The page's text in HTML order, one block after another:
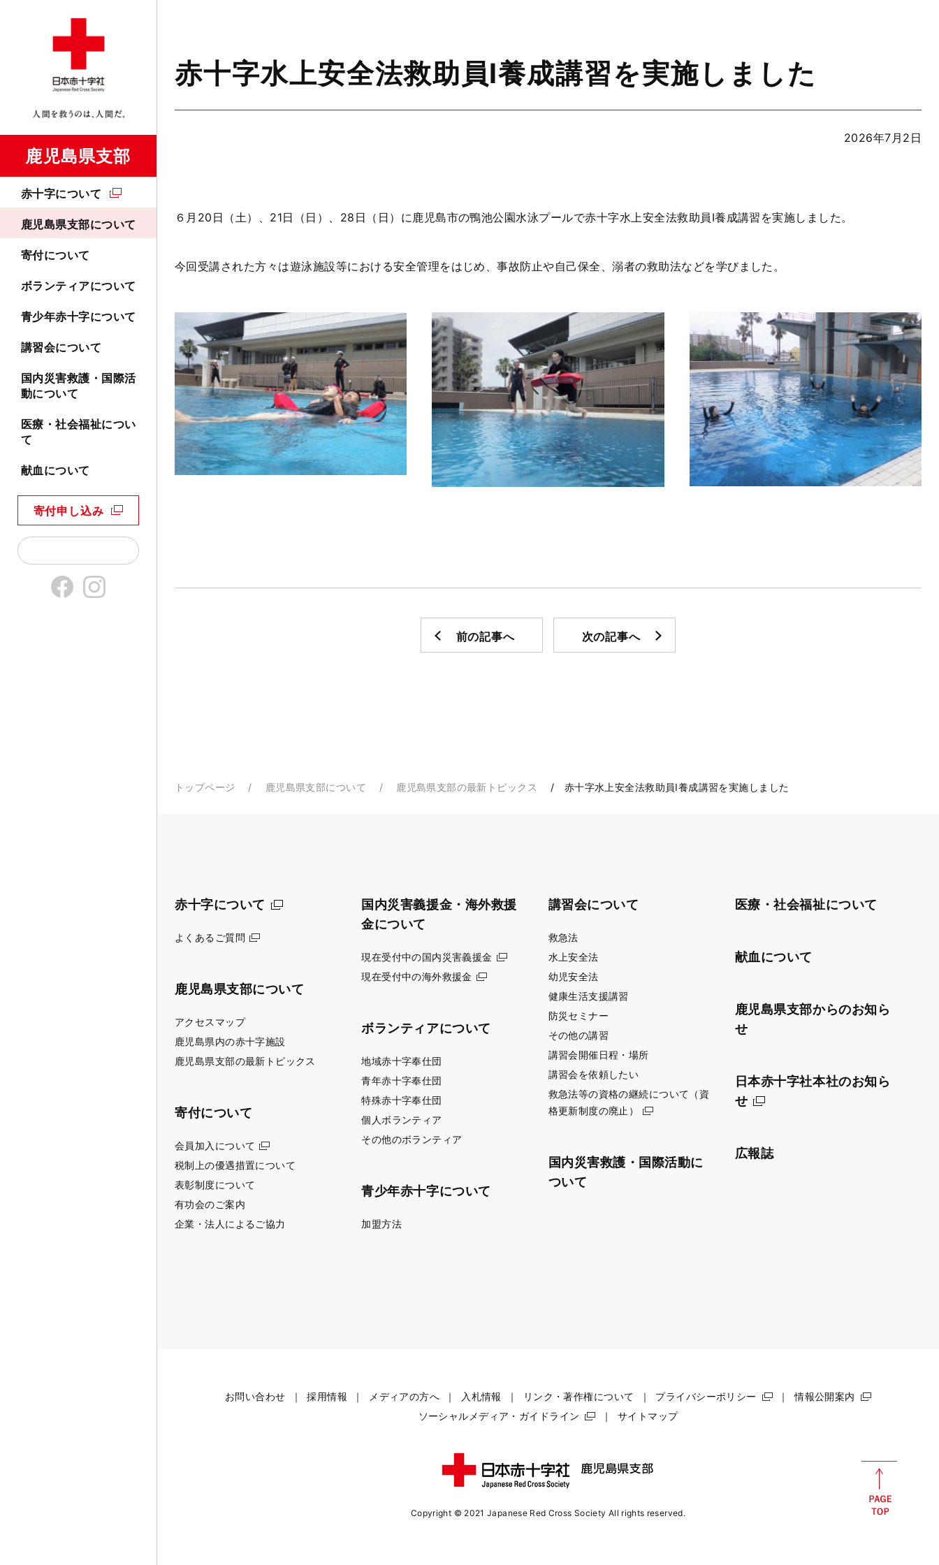
鹿児島県支部
赤十字について
鹿児島県支部について
寄付について
ボランティアについて
青少年赤十字について
講習会について
国内災害救護・国際活
動について
医療・社会福祉につい
て
献血について
寄付申し込み
赤十字水上安全法救助員Ⅰ養成講習を実施しました
2026年7月2日
６月 20 日（土）、 21日（日）、 28 日（日）に鹿児島市の鴨池公園水泳プールで赤十字水上安全法救助員Ⅰ養成講習を実施しました。
今回受講された方々は遊泳施設等における安全管理をはじめ、事故防止や自己保全、溺者の救助法などを学びました。
前の記事へ 次の記事へ
トップページ 鹿児島県支部について 鹿児島県支部の最新トピックス 赤十字水上安全法救助員Ⅰ養成講習を実施しました
赤十字について
よくあるご質問
鹿児島県支部について
アクセスマップ
鹿児島県内の赤十字施設
鹿児島県支部の最新トピックス
寄付について
会員加入について
税制上の優遇措置について
表彰制度について
有功会のご案内
企業・法人によるご協力
国内災害義援金・海外救援
金について
現在受付中の国内災害義援金
現在受付中の海外救援金
ボランティアについて
地域赤十字奉仕団
青年赤十字奉仕団
特殊赤十字奉仕団
個人ボランティア
その他のボランティア
青少年赤十字について
加盟方法
講習会について
救急法
水上安全法
幼児安全法
健康生活支援講習
防災セミナー
その他の講習
講習会開催日程・場所
講習会を依頼したい
救急法等の資格の継続について（資
格更新制度の廃止）
国内災害救護・国際活動に
ついて
医療・社会福祉について
献血について
鹿児島県支部からのお知ら
せ
日本赤十字社本社のお知ら
せ
広報誌
お問い合わせ 採用情報 メディアの方へ 入札情報 リンク・著作権について プライバシーポリシー
情報公開案内
ソーシャルメディア・ガイドライン
サイトマップ
Copyright © 2021 Japanese Red Cross Society All rights reserved.